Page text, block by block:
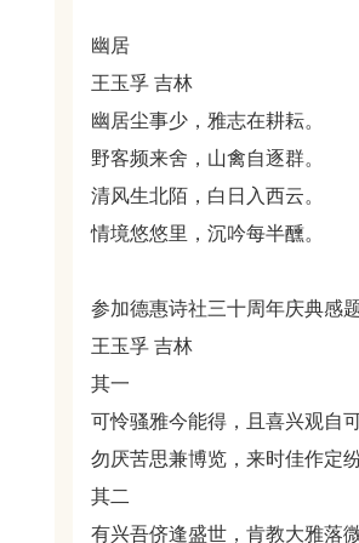
幽居
王玉孚 吉林
幽居尘事少，雅志在耕耘。
野客频来舍，山禽自逐群。
清风生北陌，白日入西云。
情境悠悠里，沉吟每半醺。
参加德惠诗社三十周年庆典感
王玉孚 吉林
其一
可怜骚雅今能得，且喜兴观自可
勿厌苦思兼博览，来时佳作定纷
其二
有兴吾侪逢盛世，肯教大雅落微